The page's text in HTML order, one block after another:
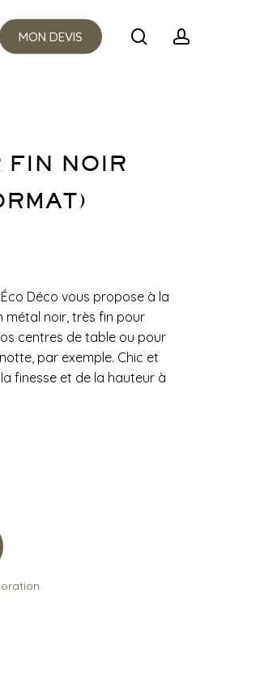
MON DEVIS searchaccount
FIN NOIR
Déco vous propose à la
métal noir, très fin pour
centres de table ou pour
par exemple. Chic et
finesse et de la hauteur à